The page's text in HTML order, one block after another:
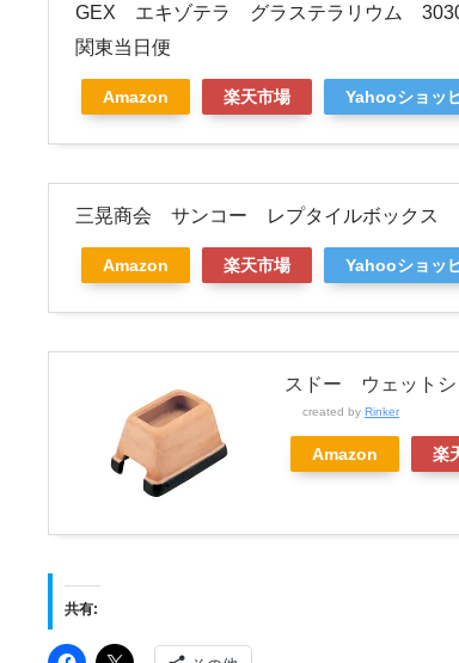
GEX エキゾテラ グラステラリウム
関東当日便
Amazon 楽天市場 Yahooショッ
三晃商会 サンコー レプタイルボックス
Amazon 楽天市場 Yahooショッ
スドー ウェット
created by Rinker
Amazon 楽
共有: